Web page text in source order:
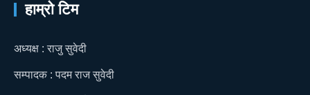
हाम्रो टिम
अध्यक्ष : राजु सुवेदी
सम्पादक : पदम राज सुवेदी